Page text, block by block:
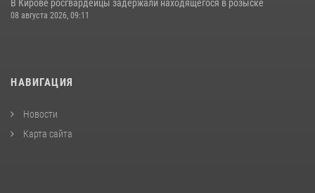
В Кирове росгвардейцы задержали находящегося в розыске
08 августа 2026, 09:11
НАВИГАЦИЯ
Новости
Карта сайта